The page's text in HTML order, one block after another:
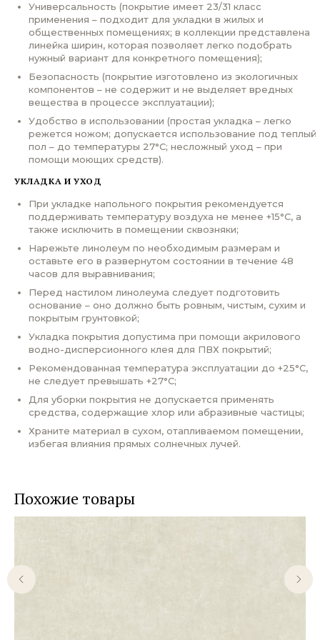
Универсальность (покрытие имеет 23/31 класс
применения – подходит для укладки в жилых и
общественных помещениях; в коллекции представлена
линейка ширин, которая позволяет легко подобрать
нужный вариант для конкретного помещения);
Безопасность (покрытие изготовлено из экологичных
компонентов – не содержит и не выделяет вредных
вещества в процессе эксплуатации);
Удобство в использовании (простая укладка – легко
режется ножом; допускается использование под теплый
пол – до температуры 27°С; несложный уход – при
помощи моющих средств).
УКЛАДКА И УХОД
При укладке напольного покрытия рекомендуется
поддерживать температуру воздуха не менее +15°С, а
также исключить в помещении сквозняки;
Нарежьте линолеум по необходимым размерам и
оставьте его в развернутом состоянии в течение 48
часов для выравнивания;
Перед настилом линолеума следует подготовить
основание – оно должно быть ровным, чистым, сухим и
покрытым грунтовкой;
Укладка покрытия допустима при помощи акрилового
водно-дисперсионного клея для ПВХ покрытий;
Рекомендованная температура эксплуатации до +25°С,
не следует превышать +27°С;
Для уборки покрытия не допускается применять
средства, содержащие хлор или абразивные частицы;
Храните материал в сухом, отапливаемом помещении,
избегая влияния прямых солнечных лучей.
Похожие товары